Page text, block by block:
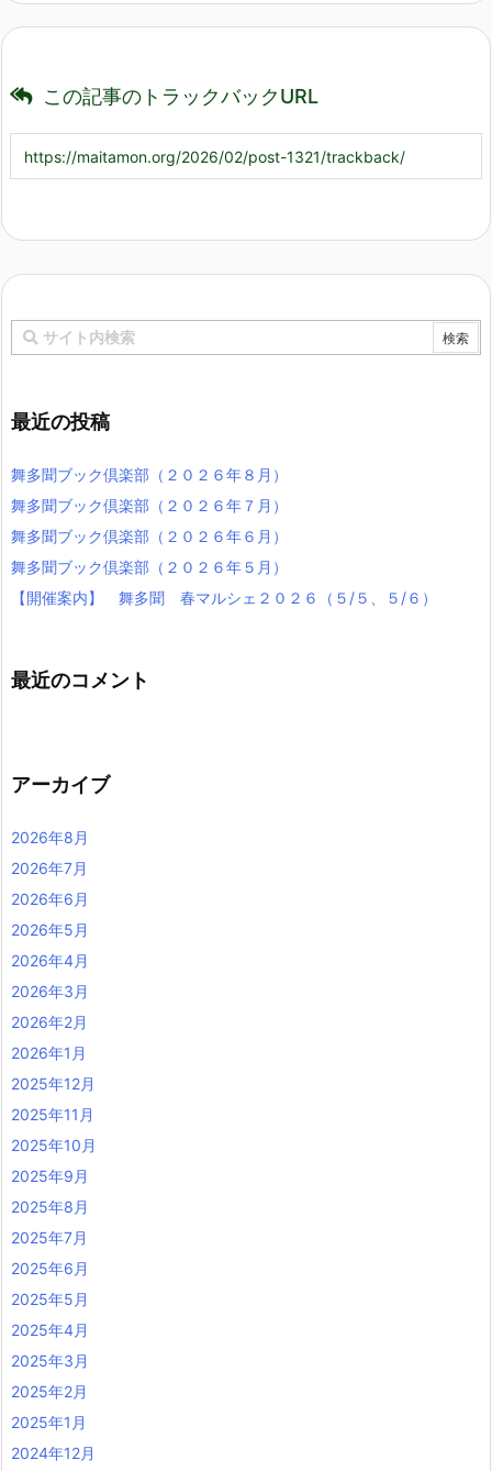
この記事のトラックバックURL
最近の投稿
舞多聞ブック倶楽部（２０２６年８月）
舞多聞ブック倶楽部（２０２６年７月）
舞多聞ブック倶楽部（２０２６年６月）
舞多聞ブック倶楽部（２０２６年５月）
【開催案内】 舞多聞 春マルシェ２０２６（５/５、５/６）
最近のコメント
アーカイブ
2026年8月
2026年7月
2026年6月
2026年5月
2026年4月
2026年3月
2026年2月
2026年1月
2025年12月
2025年11月
2025年10月
2025年9月
2025年8月
2025年7月
2025年6月
2025年5月
2025年4月
2025年3月
2025年2月
2025年1月
2024年12月